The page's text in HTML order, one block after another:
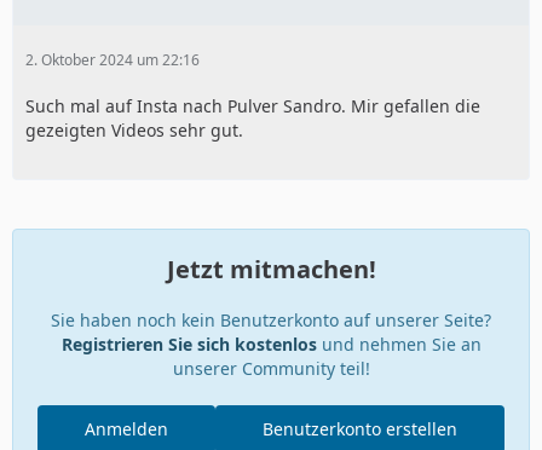
2. Oktober 2024 um 22:16
Such mal auf Insta nach Pulver Sandro. Mir gefallen die
gezeigten Videos sehr gut.
Jetzt mitmachen!
Sie haben noch kein Benutzerkonto auf unserer Seite?
Registrieren Sie sich kostenlosund nehmen Sie an
unserer Community teil!
Benutzerkonto erstellen
Anmelden